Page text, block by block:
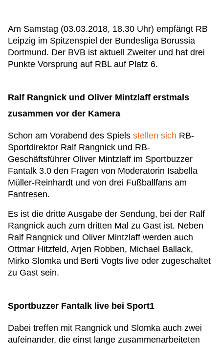
Am Samstag (03.03.2018, 18.30 Uhr) empfängt RB
Leipzig im Spitzenspiel der Bundesliga Borussia
Dortmund. Der BVB ist aktuell Zweiter und hat drei
Punkte Vorsprung auf RBL auf Platz 6.
Ralf Rangnick und Oliver Mintzlaff erstmals
zusammen vor der Kamera
Schon am Vorabend des Spiels stellen sich RB-
Sportdirektor Ralf Rangnick und RB-
Geschäftsführer Oliver Mintzlaff im Sportbuzzer
Fantalk 3.0 den Fragen von Moderatorin Isabella
Müller-Reinhardt und von drei Fußballfans am
Fantresen.
Es ist die dritte Ausgabe der Sendung, bei der Ralf
Rangnick auch zum dritten Mal zu Gast ist. Neben
Ralf Rangnick und Oliver Mintzlaff werden auch
Ottmar Hitzfeld, Arjen Robben, Michael Ballack,
Mirko Slomka und Berti Vogts live oder zugeschaltet
zu Gast sein.
Sportbuzzer Fantalk live bei Sport1
Dabei treffen mit Rangnick und Slomka auch zwei
aufeinander, die einst lange zusammenarbeiteten